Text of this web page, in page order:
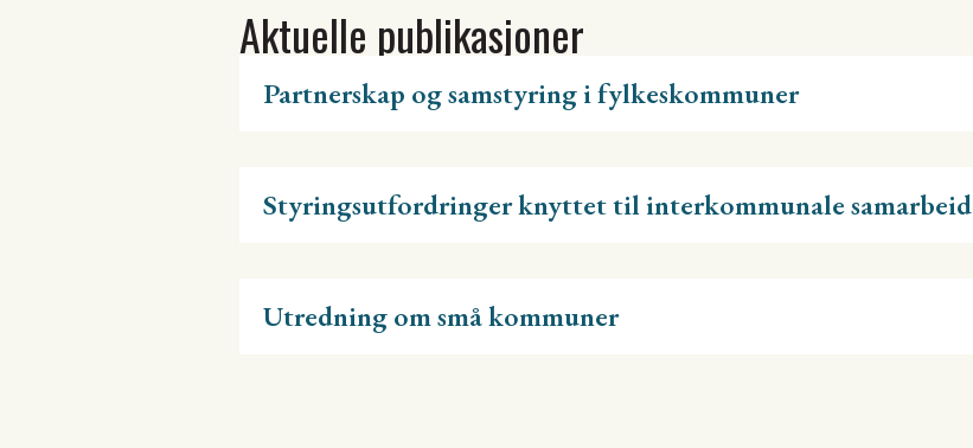
Aktuelle publikasjoner
Partnerskap og samstyring i fylkeskommuner
Styringsutfordringer knyttet til interkommunale samarbeid
Utredning om små kommuner